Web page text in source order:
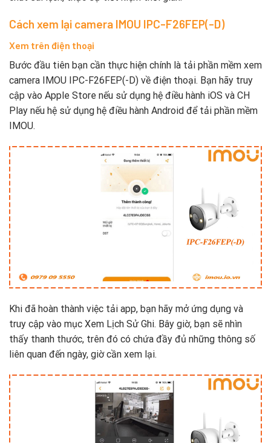
Cách xem lại camera IMOU IPC-F26FEP(-D)
Xem trên điện thoại
Bước đầu tiên bạn cần thực hiện chính là tải phần mềm xem
camera IMOU IPC-F26FEP(-D) về điện thoại. Bạn hãy truy
cập vào Apple Store nếu sử dụng hệ điều hành iOS và CH
Play nếu hệ sử dụng hệ điều hành Android để tải phần mềm
IMOU.
Khi đã hoàn thành việc tải app, bạn hãy mở ứng dụng và
truy cập vào mục Xem Lịch Sử Ghi. Bây giờ, bạn sẽ nhìn
thấy thanh thước, trên đó có chứa đầy đủ những thông số
liên quan đến ngày, giờ cần xem lại.